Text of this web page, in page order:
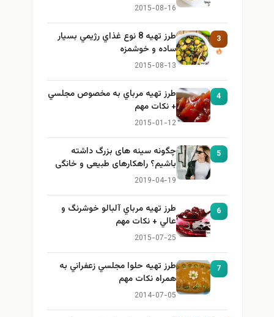
2015-08-16
3
طرز تهيه 8 نوع غذاي رژيمي بسيار
ساده و خوشمزه
2015-08-13
4
طرز تهيه مرباي به مخصوص مجلسي
+ نكات مهم
2015-01-12
5
چگونه سینه های بزرگ داشته
باشیم؟ راهکارهای طبیعی و خانگی
برای بزرگ کردن سینه
2019-04-19
6
طرز تهيه مرباي آلبالو خوشرنگ و
عالي + نكات مهم
2015-07-25
7
طرز تهيه حلوا مجلسي زعفراني به
همراه نكات مهم
2014-07-05